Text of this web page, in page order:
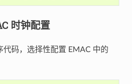
时钟配置
代码，选择性配置 EMAC 中的